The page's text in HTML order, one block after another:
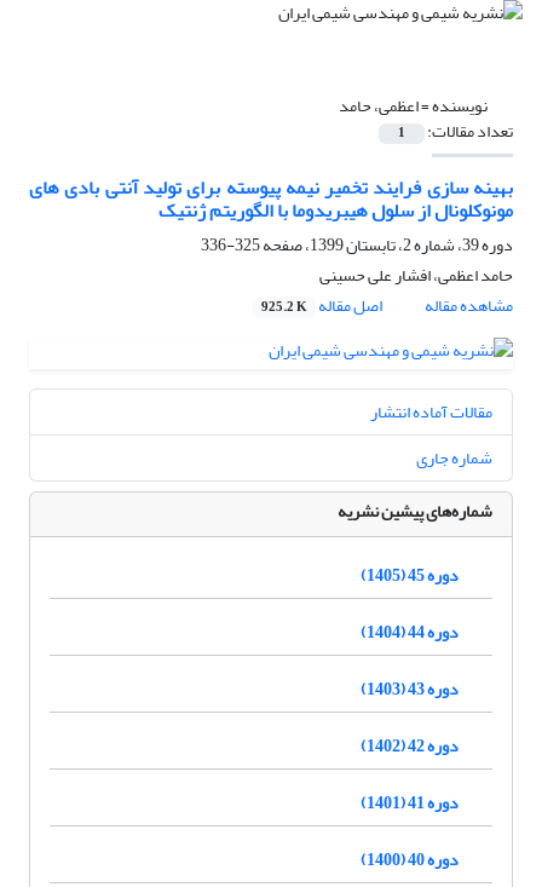
نویسنده =اعظمی، حامد
تعداد مقالات: 1
بهینه سازی فرایند تخمیر نیمه پیوسته برای تولید آنتی بادی های
مونوکلونال از سلول هیبریدوما با الگوریتم ژنتیک
دوره 39، شماره 2، تابستان 1399، صفحه
325-336
حامد اعظمی، افشار علی حسینی
مشاهده مقاله
اصل مقاله 925.2 K
مقالات آماده انتشار
شماره جاری
شماره‌های پیشین نشریه
دوره 45 (1405)
دوره 44 (1404)
دوره 43 (1403)
دوره 42 (1402)
دوره 41 (1401)
دوره 40 (1400)